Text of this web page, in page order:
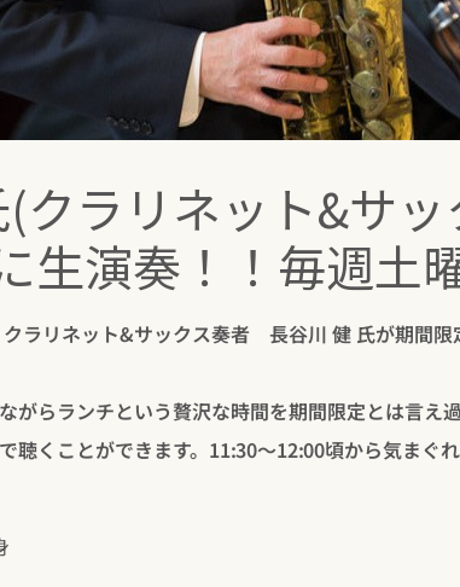
クラリネット&サ
生演奏！！毎週土
ラリネット&サックス奏者 長谷川 健 氏が期間限
がらランチという贅沢な時間を期間限定とは言え
聴くことができます。11:30～12:00頃から気まぐ